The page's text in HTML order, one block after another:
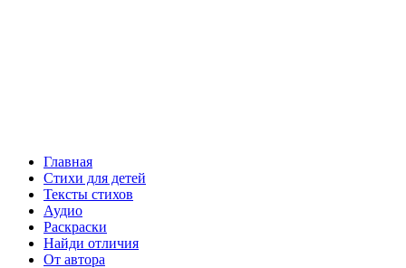
Главная
Стихи для детей
Тексты стихов
Аудио
Раскраски
Найди отличия
От автора